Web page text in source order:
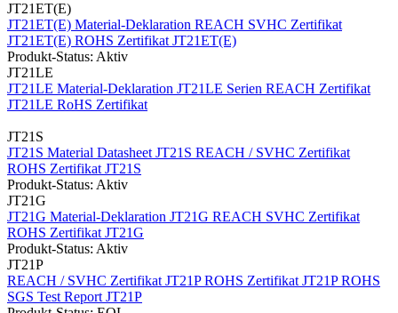
JT21ET(E)
JT21ET(E) Material-Deklaration REACH SVHC Zertifikat
JT21ET(E) ROHS Zertifikat JT21ET(E)
Produkt-Status: Aktiv
JT21LE
JT21LE Material-Deklaration JT21LE Serien REACH Zertifikat
JT21LE RoHS Zertifikat
JT21S
JT21S Material Datasheet JT21S REACH / SVHC Zertifikat
ROHS Zertifikat JT21S
Produkt-Status: Aktiv
JT21G
JT21G Material-Deklaration JT21G REACH SVHC Zertifikat
ROHS Zertifikat JT21G
Produkt-Status: Aktiv
JT21P
REACH / SVHC Zertifikat JT21P ROHS Zertifikat JT21P ROHS
SGS Test Report JT21P